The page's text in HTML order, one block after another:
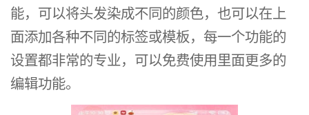
能，可以将头发染成不同的颜色，也可以在上
面添加各种不同的标签或模板，每一个功能的
设置都非常的专业，可以免费使用里面更多的
编辑功能。